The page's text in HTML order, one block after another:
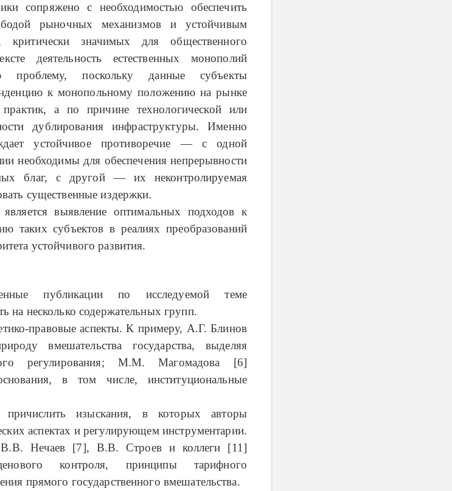
сопряжено с необходимостью обеспечить
рыночных механизмов и устойчивым
критически значимых для общественного
деятельность естественных монополий
проблему, поскольку данные субъекты
к монопольному положению на рынке
а по причине технологической или
дублирования инфраструктуры. Именно
устойчивое противоречие — с одной
необходимы для обеспечения непрерывности
благ, с другой — их неконтролируемая
существенные издержки.
выявление оптимальных подходов к
таких субъектов в реалиях преобразований
устойчивого развития.
публикации по исследуемой теме
на несколько содержательных групп.
правовые аспекты. К примеру, А.Г. Блинов
вмешательства государства, выделяя
регулирования; М.М. Магомадова [6]
в том числе, институциональные
изыскания, в которых авторы
аспектах и регулирующем инструментарии.
Нечаев [7], В.В. Строев и коллеги [11]
контроля, принципы тарифного
прямого государственного вмешательства.